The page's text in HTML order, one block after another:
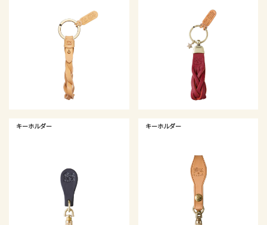
キーホルダー キーホルダー